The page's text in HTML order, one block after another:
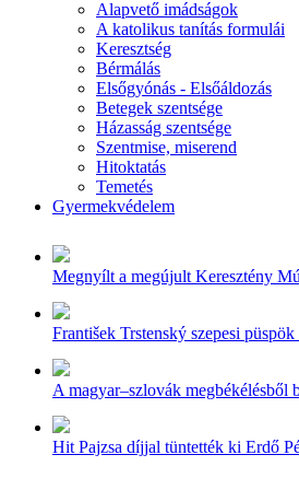
Alapvető imádságok
A katolikus tanítás formulái
Keresztség
Bérmálás
Elsőgyónás - Elsőáldozás
Betegek szentsége
Házasság szentsége
Szentmise, miserend
Hitoktatás
Temetés
Gyermekvédelem
Megnyílt a megújult Keresztény
František Trstenský szepesi
A magyar–szlovák megbékélésből
Hit Pajzsa díjjal tüntették ki Erdő